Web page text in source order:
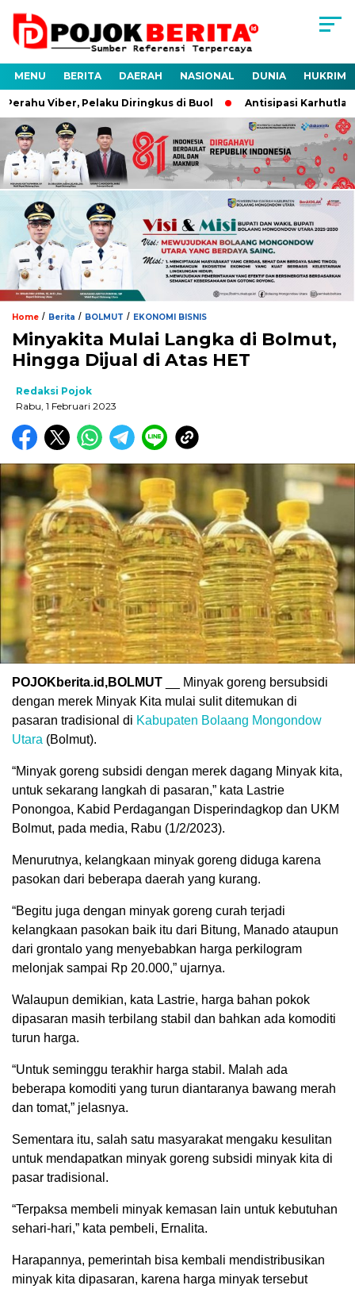
MENU BERITA DAERAH NASIONAL DUNIA HUKRIM
Viber, Pelaku Diringkus di Buol Antisipasi Karhutla,
Home / Berita / BOLMUT / EKONOMI BISNIS
Minyakita Mulai Langka di Bolmut,
Hingga Dijual di Atas HET
Redaksi Pojok
Rabu, 1 Februari 2023
POJOKberita.id,BOLMUT __ Minyak goreng bersubsidi
dengan merek Minyak Kita mulai sulit ditemukan di
pasaran tradisional di Kabupaten Bolaang Mongondow
Utara (Bolmut).
“Minyak goreng subsidi dengan merek dagang Minyak kita,
untuk sekarang langkah di pasaran,” kata Lastrie
Ponongoa, Kabid Perdagangan Disperindagkop dan UKM
Bolmut, pada media, Rabu (1/2/2023).
Menurutnya, kelangkaan minyak goreng diduga karena
pasokan dari beberapa daerah yang kurang.
“Begitu juga dengan minyak goreng curah terjadi
kelangkaan pasokan baik itu dari Bitung, Manado ataupun
dari grontalo yang menyebabkan harga perkilogram
melonjak sampai Rp 20.000,” ujarnya.
Walaupun demikian, kata Lastrie, harga bahan pokok
dipasaran masih terbilang stabil dan bahkan ada komoditi
turun harga.
“Untuk seminggu terakhir harga stabil. Malah ada
beberapa komoditi yang turun diantaranya bawang merah
dan tomat,” jelasnya.
Sementara itu, salah satu masyarakat mengaku kesulitan
untuk mendapatkan minyak goreng subsidi minyak kita di
pasar tradisional.
“Terpaksa membeli minyak kemasan lain untuk kebutuhan
sehari-hari,” kata pembeli, Ernalita.
Harapannya, pemerintah bisa kembali mendistribusikan
minyak kita dipasaran, karena harga minyak tersebut